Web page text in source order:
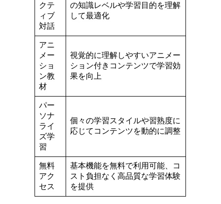
クテ
ィブ
対話
の知識レベルや学習目的を理解
して最適化
アニ
メー
ショ
ン教
材
視覚的に理解しやすいアニメー
ション付きコンテンツで学習効
果を向上
パー
ソナ
ライ
ズ学
習
個々の学習スタイルや習熟度に
応じてコンテンツを動的に調整
無料
アク
セス
基本機能を無料で利用可能、コ
スト負担なく高品質な学習体験
を提供